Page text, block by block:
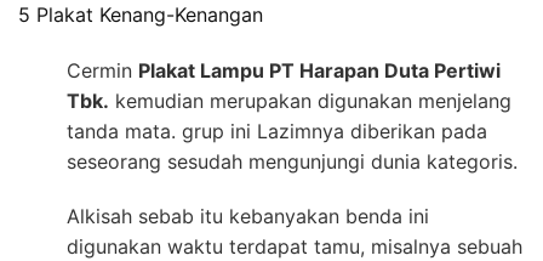
5 Plakat Kenang-Kenangan
Cermin Plakat Lampu PT Harapan Duta Pertiwi
Tbk. kemudian merupakan digunakan menjelang
tanda mata. grup ini Lazimnya diberikan pada
seseorang sesudah mengunjungi dunia kategoris.
Alkisah sebab itu kebanyakan benda ini
digunakan waktu terdapat tamu, misalnya sebuah